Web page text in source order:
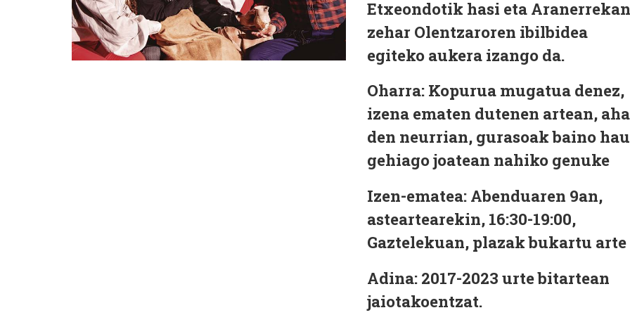
Etxeondotik hasi eta Aranerrekan
zehar Olentzaroren ibilbidea
egiteko aukera izango da.
Oharra: Kopurua mugatua denez,
izena ematen dutenen artean,
den neurrian, gurasoak baino
gehiago joatean nahiko genuke
Izen-ematea: Abenduaren 9an,
asteartearekin, 16:30-19:00,
Gaztelekuan, plazak bukartu arte
Adina: 2017-2023 urte bitartean
jaiotakoentzat.